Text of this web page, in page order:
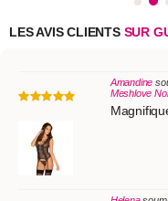
LES AVIS CLIENTSSUR
Amandine
Meshlove